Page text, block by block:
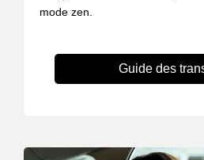
mode zen.
Guide des